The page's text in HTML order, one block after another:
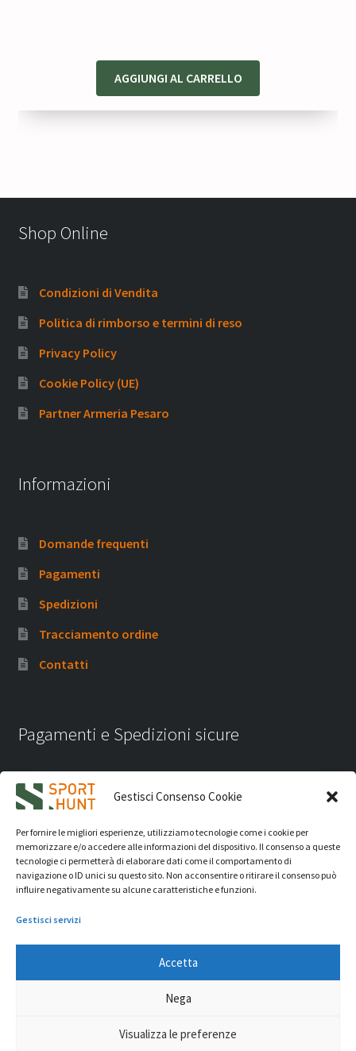
Gestisci Consenso Cookie
Per fornire le migliori esperienze, utilizziamo tecnologie come i cookie per
memorizzare e/o accedere alle informazioni del dispositivo. Il consenso a queste
tecnologie ci permetterà di elaborare dati come il comportamento di
navigazione o ID unici su questo sito. Non acconsentire o ritirare il consenso può
influire negativamente su alcune caratteristiche e funzioni.
Gestisci servizi
Accetta
Nega
Visualizza le preferenze
AGGIUNGI AL CARRELLO
Shop Online
Condizioni di Vendita
Politica di rimborso e termini di reso
Privacy Policy
Cookie Policy (UE)
Partner Armeria Pesaro
Informazioni
Domande frequenti
Pagamenti
Spedizioni
Tracciamento ordine
Contatti
Pagamenti e Spedizioni sicure
iVision Communication S.r.l.- P.Iva 04233830407 - REA: RN
331582 Copyright 2026. Tutti i diritti riservati.